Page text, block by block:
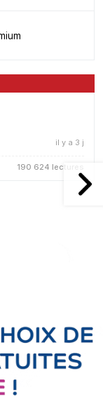
il y a 3 j
190 624 lectures